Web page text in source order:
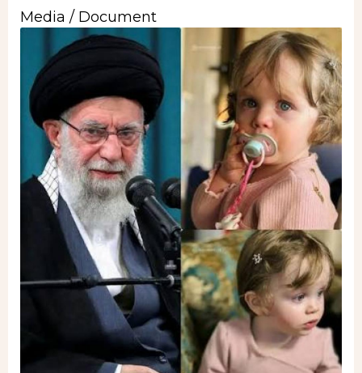
Media / Document